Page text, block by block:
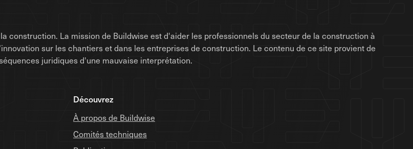
construction. La mission de Buildwise est d'aider les professionnels du secteur de la construction à
sur les chantiers et dans les entreprises de construction. Le contenu de ce site provient de
juridiques d'une mauvaise interprétation.
Découvrez
À propos de Buildwise
Comités techniques